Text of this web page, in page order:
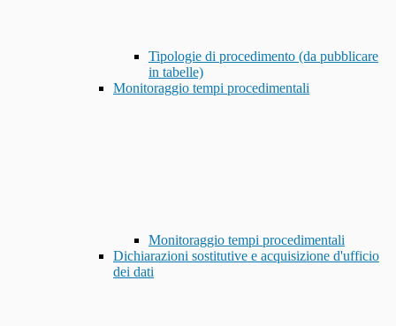
Tipologie di procedimento (da pubblicare
in tabelle)
Monitoraggio tempi procedimentali
Monitoraggio tempi procedimentali
Dichiarazioni sostitutive e acquisizione d'ufficio
dei dati